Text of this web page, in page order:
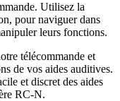
Utilisez la
pour naviguer dans
leurs fonctions.
télécommande et
de vos aides auditives.
et discret des aides
RC-N.